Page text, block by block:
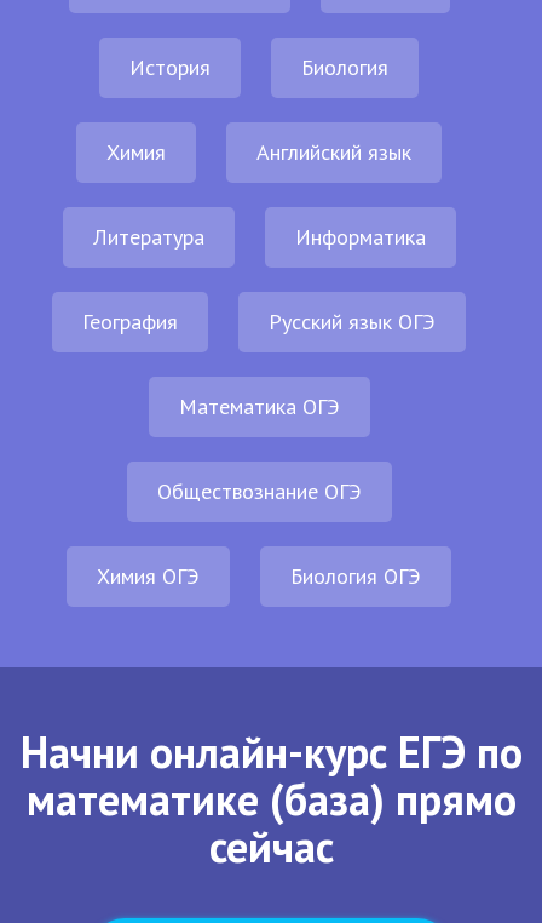
История Биология
Химия Английский язык
Литература Информатика
География Русский язык ОГЭ
Математика ОГЭ
Обществознание ОГЭ
Химия ОГЭ Биология ОГЭ
Начни онлайн-курс ЕГЭ по
математике (база) прямо
сейчас